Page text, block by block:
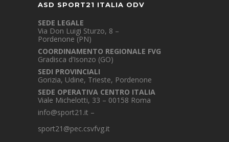
ASD SPORT21 ITALIA ODV
SEDE LEGALE
Via Don Luigi Sturzo, 8 –
Pordenone (PN)
COORDINAMENTO REGIONALE FVG
Gradisca d’Isonzo (GO)
SEDI PROVINCIALI
Gorizia, Udine, Trieste, Pordenone
SEDE OPERATIVA CENTRO ITALIA
Viale Michelotti, 33 – 00158 Roma
info@sport21.it –
sport21@pec.csvfvg.it